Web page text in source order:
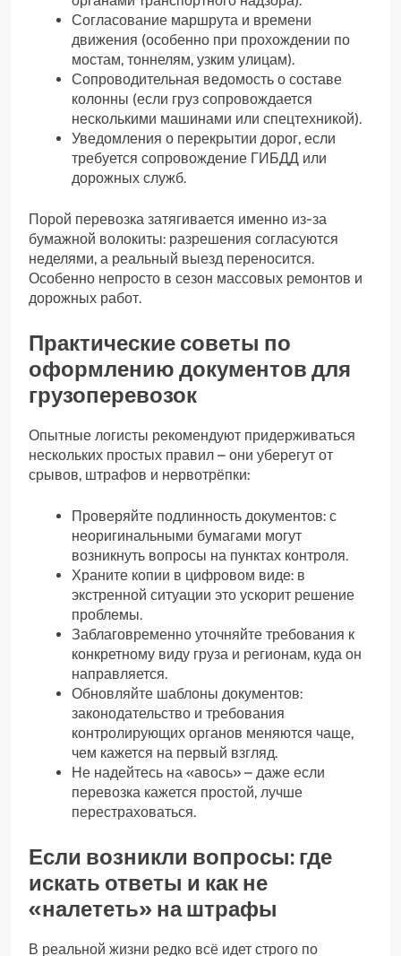
Согласование маршрута и времени
движения (особенно при прохождении по
мостам, тоннелям, узким улицам).
Сопроводительная ведомость о составе
колонны (если груз сопровождается
несколькими машинами или спецтехникой).
Уведомления о перекрытии дорог, если
требуется сопровождение ГИБДД или
дорожных служб.
Порой перевозка затягивается именно из-за
бумажной волокиты: разрешения согласуются
неделями, а реальный выезд переносится.
Особенно непросто в сезон массовых ремонтов и
дорожных работ.
Практические советы по
оформлению документов для
грузоперевозок
Опытные логисты рекомендуют придерживаться
нескольких простых правил – они уберегут от
срывов, штрафов и нервотрёпки:
Проверяйте подлинность документов: с
неоригинальными бумагами могут
возникнуть вопросы на пунктах контроля.
Храните копии в цифровом виде: в
экстренной ситуации это ускорит решение
проблемы.
Заблаговременно уточняйте требования к
конкретному виду груза и регионам, куда он
направляется.
Обновляйте шаблоны документов:
законодательство и требования
контролирующих органов меняются чаще,
чем кажется на первый взгляд.
Не надейтесь на «авось» – даже если
перевозка кажется простой, лучше
перестраховаться.
Если возникли вопросы: где
искать ответы и как не
«налететь» на штрафы
В реальной жизни редко всё идет строго по